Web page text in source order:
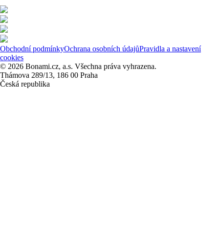
Obchodní podmínkyOchrana osobních údajůPravidla a nastavení
cookies
© 2026 Bonami.cz, a.s. Všechna práva vyhrazena.
Thámova 289/13, 186 00 Praha
Česká republika